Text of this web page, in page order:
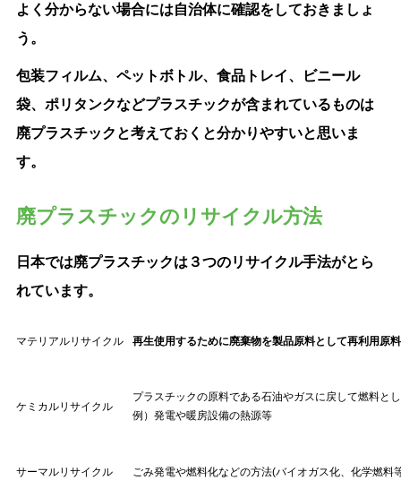
よく分からない場合には自治体に確認をしておきましょ
う。
包装フィルム、ペットボトル、食品トレイ、ビニール
袋、ポリタンクなどプラスチックが含まれているものは
廃プラスチックと考えておくと分かりやすいと思いま
す。
廃プラスチックのリサイクル方法
日本では廃プラスチックは３つのリサイクル手法がとら
れています。
マテリアルリサイクル 再生使用するために廃棄物を製品原料として再利用
ケミカルリサイクル
プラスチックの原料である石油やガスに戻して燃料と
例）発電や暖房設備の熱源等
サーマルリサイクル ごみ発電や燃料化などの方法(バイオガス化、化学燃